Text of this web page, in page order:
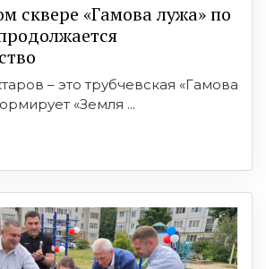
сквере «Гамова лужа» по
– это трубчевская «Гамова
«Земля ...